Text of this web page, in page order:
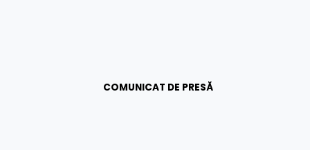
COMUNICAT DE PRESĂ